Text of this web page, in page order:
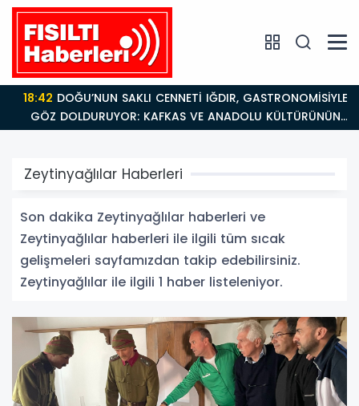
18:42DOĞU’NUN SAKLI CENNETİ IĞDIR, GASTRONOMİSİYLE
GÖZ DOLDURUYOR: KAFKAS VE ANADOLU KÜLTÜRÜNÜN
BULUŞMA NOKTASI
Zeytinyağlılar Haberleri
Son dakika Zeytinyağlılar haberleri ve
Zeytinyağlılar haberleri ile ilgili tüm sıcak
gelişmeleri sayfamızdan takip edebilirsiniz.
Zeytinyağlılar ile ilgili 1 haber listeleniyor.